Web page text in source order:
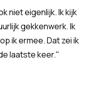
niet eigenlijk. Ik kijk
gekkenwerk. Ik
ik ermee. Dat zei ik
laatste keer."